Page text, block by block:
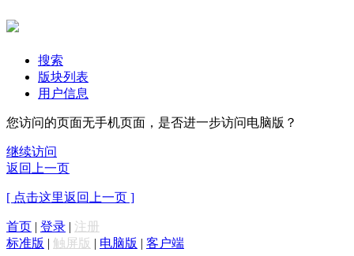
搜索
版块列表
用户信息
您访问的页面无手机页面，是否进一步访问电脑版？
继续访问
返回上一页
[ 点击这里返回上一页 ]
首页 | 登录 | 注册
标准版 | 触屏版 | 电脑版 | 客户端